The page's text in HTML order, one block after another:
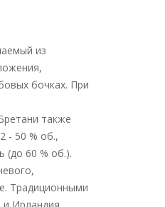
из
бочках. При
также
- 50 % об.,
(до 60 % об.).
Традиционными